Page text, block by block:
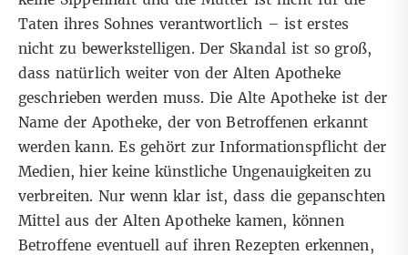
Taten ihres Sohnes verantwortlich – ist erstes
nicht zu bewerkstelligen. Der Skandal ist so groß,
dass natürlich weiter von der Alten Apotheke
geschrieben werden muss. Die Alte Apotheke ist der
Name der Apotheke, der von Betroffenen erkannt
werden kann. Es gehört zur Informationspflicht der
Medien, hier keine künstliche Ungenauigkeiten zu
verbreiten. Nur wenn klar ist, dass die gepanschten
Mittel aus der Alten Apotheke kamen, können
Betroffene eventuell auf ihren Rezepten erkennen,